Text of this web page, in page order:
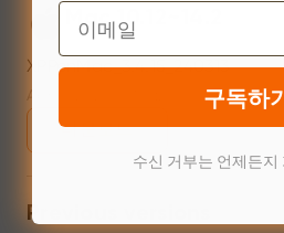
Mac 10.12~14.2
XPPenMac_3.4.15_240313
다운로드
Previous versions
Email
구독하
수신 거부는 언제든지